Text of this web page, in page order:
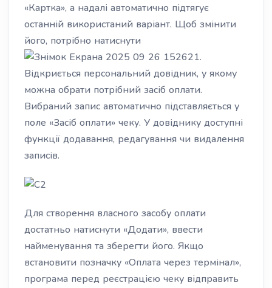
«Картка», а надалі автоматично підтягує
останній використаний варіант. Щоб змінити
його, потрібно натиснути
.
Відкриється персональний довідник, у якому
можна обрати потрібний засіб оплати.
Вибраний запис автоматично підставляється у
поле «Засіб оплати» чеку. У довіднику доступні
функції додавання, редагування чи видалення
записів.
Для створення власного засобу оплати
достатньо натиснути «Додати», ввести
найменування та зберегти його. Якщо
встановити позначку «Оплата через термінал»,
програма перед реєстрацією чеку відправить